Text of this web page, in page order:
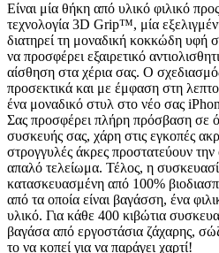
Είναι μία θήκη από υλικό φιλικό
τεχνολογία 3D Grip™, μία
διατηρεί τη μοναδική κοκκώδη υφή
να προσφέρει εξαιρετικό
αίσθηση στα χέρια σας. Ο
προσεκτικά και με έμφαση στη
ένα μοναδικό στυλ στο νέο σας
Σας προσφέρει πλήρη πρόσβαση σε
συσκευής σας, χάρη στις εγκοπές
στρογγυλές άκρες προστατεύουν
απαλό τελείωμα. Τέλος, η
κατασκευασμένη από 100%
από τα οποία είναι βαγάσση, ένα
υλικό. Για κάθε 400 κιβώτια
βαγάσα από εργοστάσια ζάχαρης,
το να κοπεί για να παράγει χαρτί!